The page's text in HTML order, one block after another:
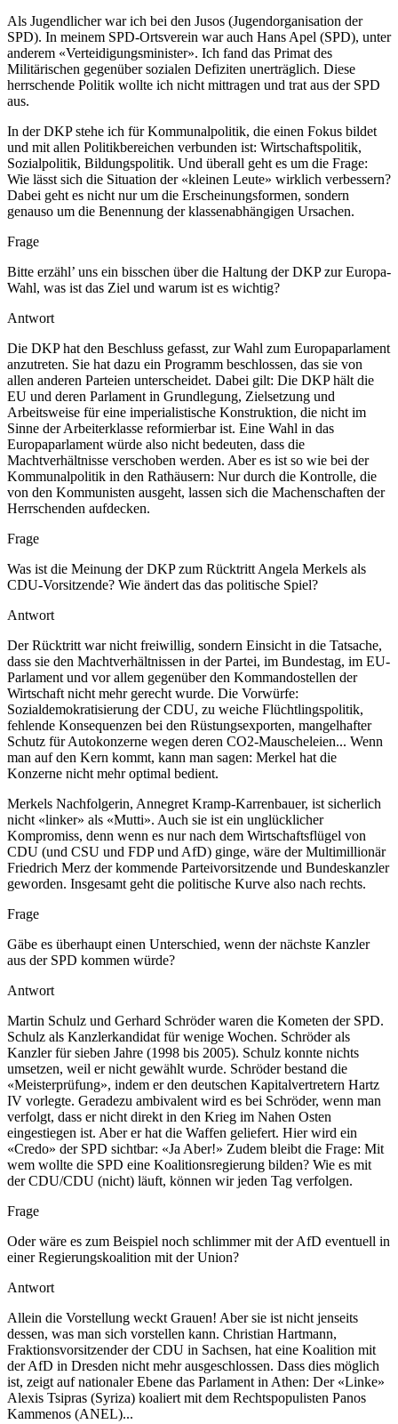
Als Jugendlicher war ich bei den Jusos (Jugendorganisation der
SPD). In meinem SPD-Ortsverein war auch Hans Apel (SPD), unter
anderem «Verteidigungsminister». Ich fand das Primat des
Militärischen gegenüber sozialen Defiziten unerträglich. Diese
herrschende Politik wollte ich nicht mittragen und trat aus der SPD
aus.
In der DKP stehe ich für Kommunalpolitik, die einen Fokus bildet
und mit allen Politikbereichen verbunden ist: Wirtschaftspolitik,
Sozialpolitik, Bildungspolitik. Und überall geht es um die Frage:
Wie lässt sich die Situation der «kleinen Leute» wirklich verbessern?
Dabei geht es nicht nur um die Erscheinungsformen, sondern
genauso um die Benennung der klassenabhängigen Ursachen.
Frage
Bitte erzähl’ uns ein bisschen über die Haltung der DKP zur Europa-
Wahl, was ist das Ziel und warum ist es wichtig?
Antwort
Die DKP hat den Beschluss gefasst, zur Wahl zum Europaparlament
anzutreten. Sie hat dazu ein Programm beschlossen, das sie von
allen anderen Parteien unterscheidet. Dabei gilt: Die DKP hält die
EU und deren Parlament in Grundlegung, Zielsetzung und
Arbeitsweise für eine imperialistische Konstruktion, die nicht im
Sinne der Arbeiterklasse reformierbar ist. Eine Wahl in das
Europaparlament würde also nicht bedeuten, dass die
Machtverhältnisse verschoben werden. Aber es ist so wie bei der
Kommunalpolitik in den Rathäusern: Nur durch die Kontrolle, die
von den Kommunisten ausgeht, lassen sich die Machenschaften der
Herrschenden aufdecken.
Frage
Was ist die Meinung der DKP zum Rücktritt Angela Merkels als
CDU-Vorsitzende? Wie ändert das das politische Spiel?
Antwort
Der Rücktritt war nicht freiwillig, sondern Einsicht in die Tatsache,
dass sie den Machtverhältnissen in der Partei, im Bundestag, im EU-
Parlament und vor allem gegenüber den Kommandostellen der
Wirtschaft nicht mehr gerecht wurde. Die Vorwürfe:
Sozialdemokratisierung der CDU, zu weiche Flüchtlingspolitik,
fehlende Konsequenzen bei den Rüstungsexporten, mangelhafter
Schutz für Autokonzerne wegen deren CO2-Mauscheleien... Wenn
man auf den Kern kommt, kann man sagen: Merkel hat die
Konzerne nicht mehr optimal bedient.
Merkels Nachfolgerin, Annegret Kramp-Karrenbauer, ist sicherlich
nicht «linker» als «Mutti». Auch sie ist ein unglücklicher
Kompromiss, denn wenn es nur nach dem Wirtschaftsflügel von
CDU (und CSU und FDP und AfD) ginge, wäre der Multimillionär
Friedrich Merz der kommende Parteivorsitzende und Bundeskanzler
geworden. Insgesamt geht die politische Kurve also nach rechts.
Frage
Gäbe es überhaupt einen Unterschied, wenn der nächste Kanzler
aus der SPD kommen würde?
Antwort
Martin Schulz und Gerhard Schröder waren die Kometen der SPD.
Schulz als Kanzlerkandidat für wenige Wochen. Schröder als
Kanzler für sieben Jahre (1998 bis 2005). Schulz konnte nichts
umsetzen, weil er nicht gewählt wurde. Schröder bestand die
«Meisterprüfung», indem er den deutschen Kapitalvertretern Hartz
IV vorlegte. Geradezu ambivalent wird es bei Schröder, wenn man
verfolgt, dass er nicht direkt in den Krieg im Nahen Osten
eingestiegen ist. Aber er hat die Waffen geliefert. Hier wird ein
«Credo» der SPD sichtbar: «Ja ­Aber!» Zudem bleibt die Frage: Mit
wem wollte die SPD eine Koalitionsregierung bilden? Wie es mit
der CDU/CDU (nicht) läuft, können wir jeden Tag verfolgen.
Frage
Oder wäre es zum Beispiel noch schlimmer mit der AfD eventuell in
einer Regierungskoalition mit der Union?
Antwort
Allein die Vorstellung weckt Grauen! Aber sie ist nicht jenseits
dessen, was man sich vorstellen kann. Christian Hartmann,
Fraktionsvorsitzender der CDU in Sachsen, hat eine Koalition mit
der AfD in Dresden nicht mehr ausgeschlossen. Dass dies möglich
ist, zeigt auf nationaler Ebene das Parlament in Athen: Der «Linke»
Alexis Tsipras (Syriza) koaliert mit dem Rechtspopulisten Panos
Kammenos (ANEL)...